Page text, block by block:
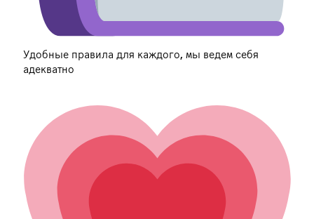
Удобные правила для каждого, мы ведем себя
адекватно